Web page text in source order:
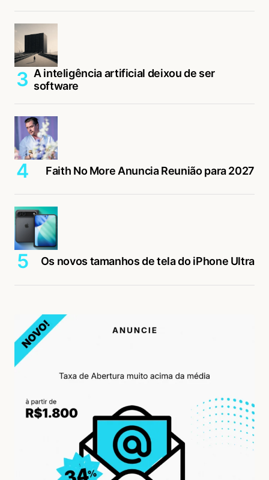
A inteligência artificial deixou de ser
software
Faith No More Anuncia Reunião para 2027
Os novos tamanhos de tela do iPhone Ultra